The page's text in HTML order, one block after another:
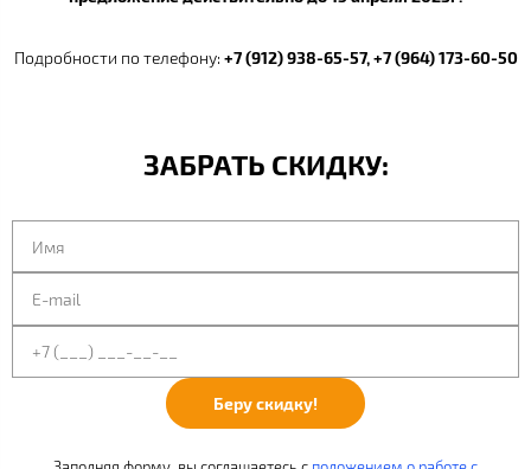
Подробности по телефону: +7 (912) 938-65-57, +7 (964) 173-60-50
ЗАБРАТЬ СКИДКУ:
Беру скидку!